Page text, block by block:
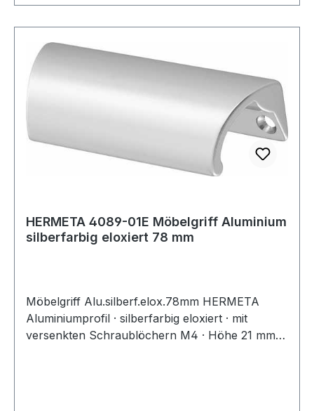
HERMETA 4089-01E Möbelgriff Aluminium
silberfarbig eloxiert 78 mm
Möbelgriff Alu.silberf.elox.78mm HERMETA
Aluminiumprofil · silberfarbig eloxiert · mit
versenkten Schraublöchern M4 · Höhe 21 mm ·